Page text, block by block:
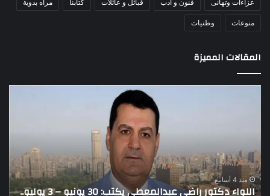
عزاءات وتهانى فنون و ادب قبائل و عائلات كتابنا مرأه بدوية
منوعات وطنيات
المقالات المميزة
30
يونيو
–
3
منذ 4 أسابيع
اللواء دكتور راضي عبدالمعطي يكتب: 30 يونيو – 3 يوليو..